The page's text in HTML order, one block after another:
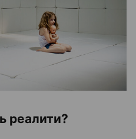
реалити?